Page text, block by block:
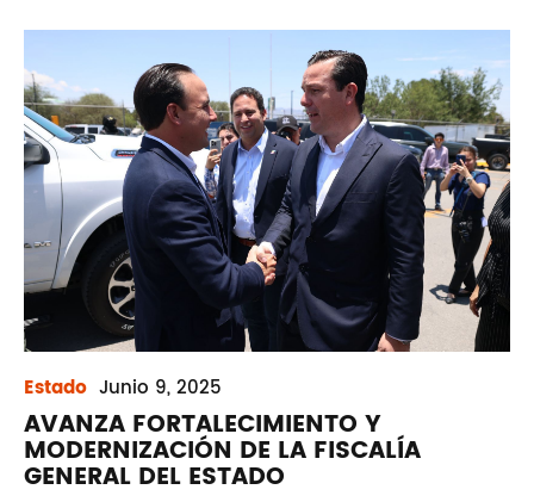
Estado Junio 9, 2025
AVANZA FORTALECIMIENTO Y
MODERNIZACIÓN DE LA FISCALÍA
GENERAL DEL ESTADO